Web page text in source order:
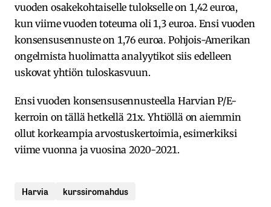
vuoden osakekohtaiselle tulokselle on 1,42 euroa,
kun viime vuoden toteuma oli 1,3 euroa. Ensi vuoden
konsensusennuste on 1,76 euroa. Pohjois-Amerikan
ongelmista huolimatta analyytikot siis edelleen
uskovat yhtiön tuloskasvuun.
Ensi vuoden konsensusennusteella Harvian P/E-
kerroin on tällä hetkellä 21x. Yhtiöllä on aiemmin
ollut korkeampia arvostuskertoimia, esimerkiksi
viime vuonna ja vuosina 2020-2021.
Harvia kurssiromahdus